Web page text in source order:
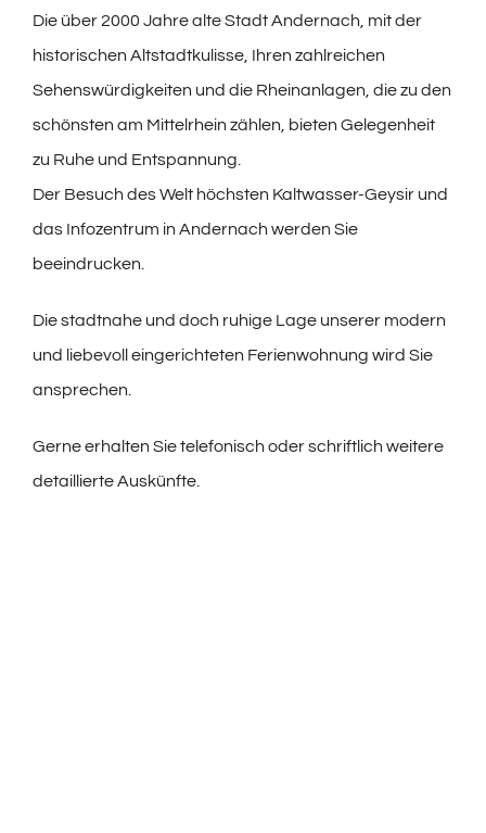
Die über 2000 Jahre alte Stadt Andernach, mit der
historischen Altstadtkulisse, Ihren zahlreichen
Sehenswürdigkeiten und die Rheinanlagen, die zu den
schönsten am Mittelrhein zählen, bieten Gelegenheit
zu Ruhe und Entspannung.
Der Besuch des Welt höchsten Kaltwasser-Geysir und
das Infozentrum in Andernach werden Sie
beeindrucken.
Die stadtnahe und doch ruhige Lage unserer modern
und liebevoll eingerichteten Ferienwohnung wird Sie
ansprechen.
Gerne erhalten Sie telefonisch oder schriftlich weitere
detaillierte Auskünfte.